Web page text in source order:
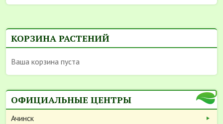
КОРЗИНА РАСТЕНИЙ
Ваша корзина пуста
ОФИЦИАЛЬНЫЕ ЦЕНТРЫ
Ачинск